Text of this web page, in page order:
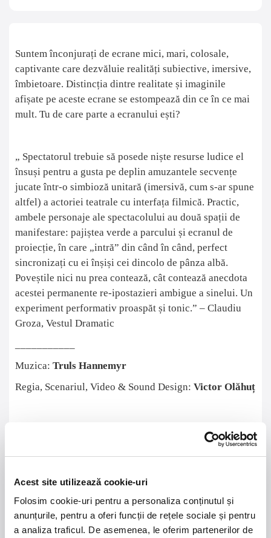
Acest site utilizează cookie-uri
Folosim cookie-uri pentru a personaliza conținutul și
anunțurile, pentru a oferi funcții de rețele sociale și pentru
a analiza traficul. De asemenea, le oferim partenerilor de
Suntem înconjurați de ecrane mici, mari, colosale,
captivante care dezvăluie realități subiective, imersive,
îmbietoare. Distincția dintre realitate și imaginile
afișate pe aceste ecrane se estompează din ce în ce mai
mult. Tu de care parte a ecranului ești?
„ Spectatorul trebuie să posede niște resurse ludice el
însuși pentru a gusta pe deplin amuzantele secvențe
jucate într-o simbioză unitară (imersivă, cum s-ar spune
altfel) a actoriei teatrale cu interfața filmică. Practic,
ambele personaje ale spectacolului au două spații de
manifestare: pajiștea verde a parcului și ecranul de
proiecție, în care „intră” din când în când, perfect
sincronizați cu ei înșiși cei dincolo de pânza albă.
Poveștile nici nu prea contează, cât contează anecdota
acestei permanente re-ipostazieri ambigue a sinelui. Un
experiment performativ proaspăt și tonic.” – Claudiu
Groza, Vestul Dramatic
Muzica: Truls Hannemyr
Regia, Scenariul, Video & Sound Design: Victor Olăhuț
Cătălin Mareș, Florentina Năstase ;
Raluca Mara, Carmen Frățilă,
Cosmin Kordiș
Vârsta recomandată: 8+